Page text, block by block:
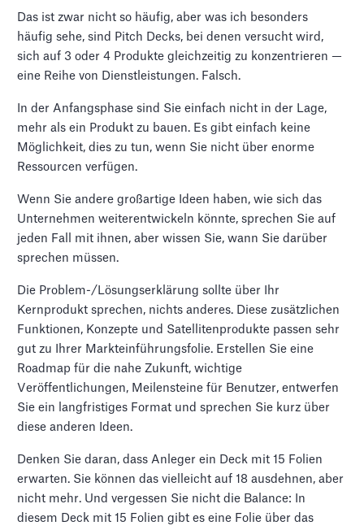
Das ist zwar nicht so häufig, aber was ich besonders
häufig sehe, sind Pitch Decks, bei denen versucht wird,
sich auf 3 oder 4 Produkte gleichzeitig zu konzentrieren —
eine Reihe von Dienstleistungen. Falsch.
In der Anfangsphase sind Sie einfach nicht in der Lage,
mehr als ein Produkt zu bauen. Es gibt einfach keine
Möglichkeit, dies zu tun, wenn Sie nicht über enorme
Ressourcen verfügen.
Wenn Sie andere großartige Ideen haben, wie sich das
Unternehmen weiterentwickeln könnte, sprechen Sie auf
jeden Fall mit ihnen, aber wissen Sie, wann Sie darüber
sprechen müssen.
Die Problem-/Lösungserklärung sollte über Ihr
Kernprodukt sprechen, nichts anderes. Diese zusätzlichen
Funktionen, Konzepte und Satellitenprodukte passen sehr
gut zu Ihrer Markteinführungsfolie. Erstellen Sie eine
Roadmap für die nahe Zukunft, wichtige
Veröffentlichungen, Meilensteine für Benutzer, entwerfen
Sie ein langfristiges Format und sprechen Sie kurz über
diese anderen Ideen.
Denken Sie daran, dass Anleger ein Deck mit 15 Folien
erwarten. Sie können das vielleicht auf 18 ausdehnen, aber
nicht mehr. Und vergessen Sie nicht die Balance: In
diesem Deck mit 15 Folien gibt es eine Folie über das